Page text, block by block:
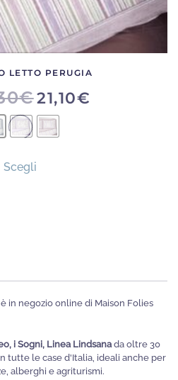
LETTO PERUGIA
€21,10€
Scegliprodotto
essere
nella
pagina
è in negozio online di Maison Folies
i Sogni, Linea Lindsana da oltre 30
tutte le case d'Italia, ideali anche per
alberghi e agriturismi.